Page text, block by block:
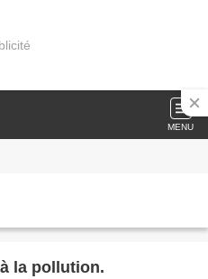
MENU
la pollution.